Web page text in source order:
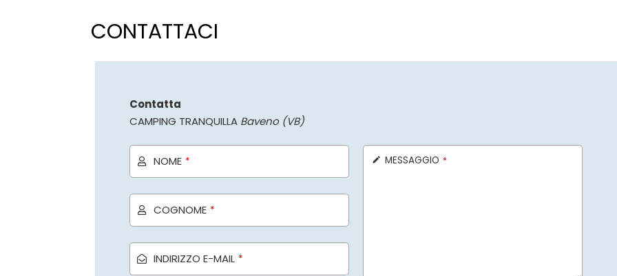
CONTATTACI
Contatta
CAMPING TRANQUILLA Baveno (VB)
NOME *
COGNOME *
INDIRIZZO E-MAIL *
MESSAGGIO *